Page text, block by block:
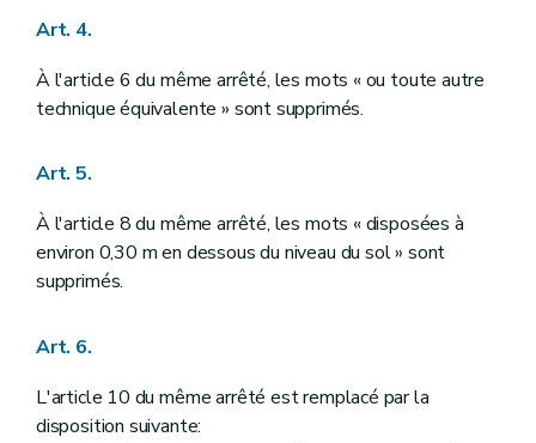
Art. 4.
À l'article 6 du même arrêté, les mots « ou toute autre
technique équivalente » sont supprimés.
Art. 5.
À l'article 8 du même arrêté, les mots « disposées à
environ 0,30 m en dessous du niveau du sol » sont
supprimés.
Art. 6.
L'article 10 du même arrêté est remplacé par la
disposition suivante: